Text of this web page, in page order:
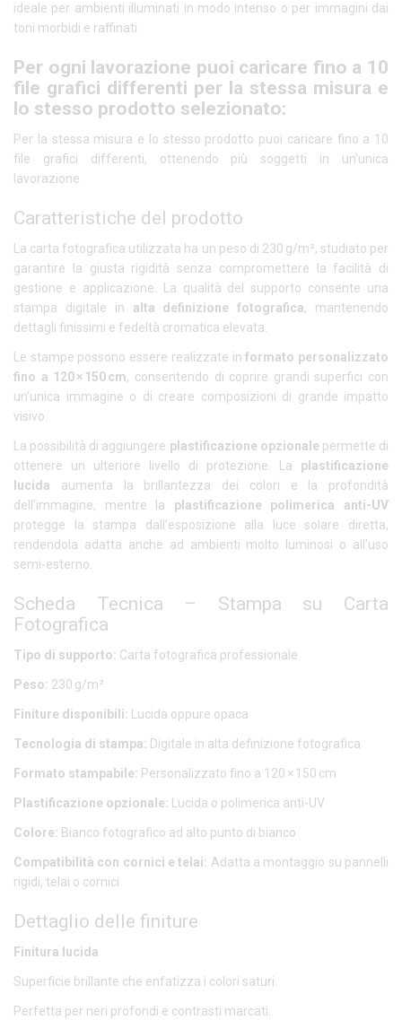
ideale per ambienti illuminati in modo intenso o per immagini dai
toni morbidi e raffinati.
Per ogni lavorazione puoi caricare fino a 10
file grafici differenti per la stessa misura e
lo stesso prodotto selezionato:
Per la stessa misura e lo stesso prodotto puoi caricare fino a 10
file grafici differenti, ottenendo più soggetti in un'unica
lavorazione.
Caratteristiche del prodotto
La carta fotografica utilizzata ha un peso di 230 g/m², studiato per
garantire la giusta rigidità senza compromettere la facilità di
gestione e applicazione. La qualità del supporto consente una
stampa digitale in alta definizione fotografica, mantenendo
dettagli finissimi e fedeltà cromatica elevata.
Le stampe possono essere realizzate informato personalizzato
fino a 120 × 150 cm, consentendo di coprire grandi superfici con
un’unica immagine o di creare composizioni di grande impatto
visivo.
La possibilità di aggiungere plastificazione opzionale permette di
ottenere un ulteriore livello di protezione. La plastificazione
lucida aumenta la brillantezza dei colori e la profondità
dell’immagine, mentre la plastificazione polimerica anti-UV
protegge la stampa dall’esposizione alla luce solare diretta,
rendendola adatta anche ad ambienti molto luminosi o all’uso
semi-esterno.
Scheda Tecnica – Stampa su Carta
Fotografica
Tipo di supporto: Carta fotografica professionale
Peso: 230 g/m²
Finiture disponibili: Lucida oppure opaca
Tecnologia di stampa: Digitale in alta definizione fotografica
Formato stampabile: Personalizzato fino a 120 × 150 cm
Plastificazione opzionale: Lucida o polimerica anti-UV
Colore: Bianco fotografico ad alto punto di bianco
Compatibilità con cornici e telai: Adatta a montaggio su pannelli
rigidi, telai o cornici
Dettaglio delle finiture
Finitura lucida
Superficie brillante che enfatizza i colori saturi.
Perfetta per neri profondi e contrasti marcati.